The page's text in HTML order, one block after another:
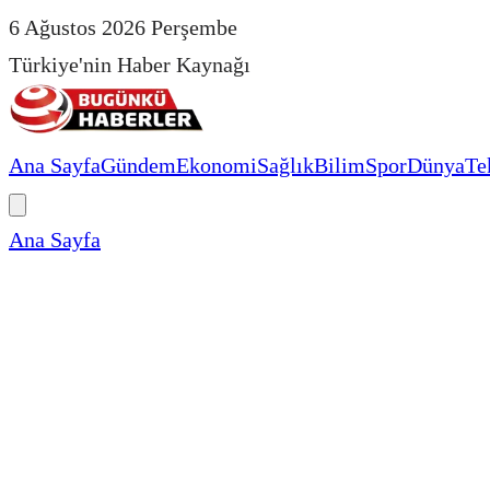
6 Ağustos 2026 Perşembe
Türkiye'nin Haber Kaynağı
Ana SayfaGündemEkonomiSağlıkBilimSporDünya
Ana Sayfa